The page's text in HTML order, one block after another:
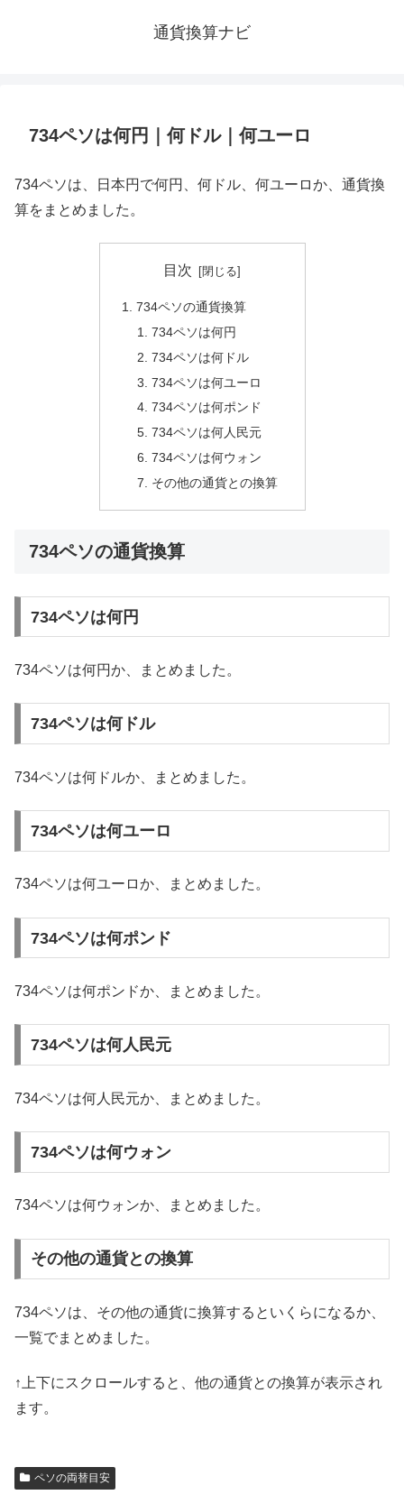
通貨換算ナビ
734ペソは何円｜何ドル｜何ユーロ
734ペソは、日本円で何円、何ドル、何ユーロか、通貨換
算をまとめました。
目次
734ペソの通貨換算
734ペソは何円
734ペソは何ドル
734ペソは何ユーロ
734ペソは何ポンド
734ペソは何人民元
734ペソは何ウォン
その他の通貨との換算
734ペソの通貨換算
734ペソは何円
734ペソは何円か、まとめました。
734ペソは何ドル
734ペソは何ドルか、まとめました。
734ペソは何ユーロ
734ペソは何ユーロか、まとめました。
734ペソは何ポンド
734ペソは何ポンドか、まとめました。
734ペソは何人民元
734ペソは何人民元か、まとめました。
734ペソは何ウォン
734ペソは何ウォンか、まとめました。
その他の通貨との換算
734ペソは、その他の通貨に換算するといくらになるか、
一覧でまとめました。
↑上下にスクロールすると、他の通貨との換算が表示され
ます。
ペソの両替目安